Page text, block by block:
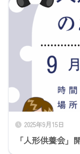
2025年9月15日
「人形供養会」